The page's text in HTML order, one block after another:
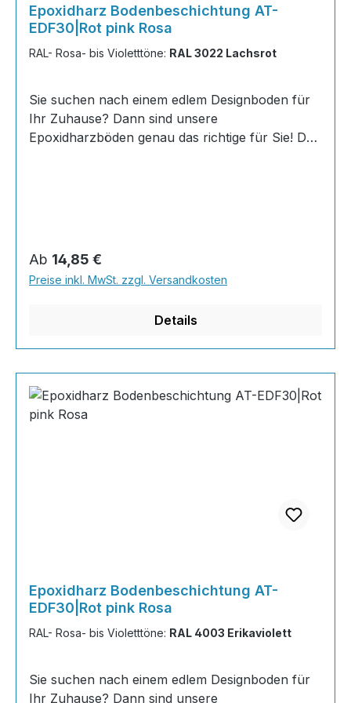
Epoxidharz Bodenbeschichtung AT-
EDF30|Rot pink Rosa
RAL- Rosa- bis Violetttöne: RAL 3022 Lachsrot
Sie suchen nach einem edlem Designboden für
Ihr Zuhause? Dann sind unsere
Epoxidharzböden genau das richtige für Sie! Der
Farbkombinationen sind möglich. Von edlen
Naturtönen bis knallig-bunt ist alles möglich!
Wenn Sie eine farbige Bodenbeschichtung
Regulärer Preis:
Ab 14,85 €
Preise inkl. MwSt. zzgl. Versandkosten
Details
Epoxidharz Bodenbeschichtung AT-
EDF30|Rot pink Rosa
RAL- Rosa- bis Violetttöne: RAL 4003 Erikaviolett
Sie suchen nach einem edlem Designboden für
Ihr Zuhause? Dann sind unsere